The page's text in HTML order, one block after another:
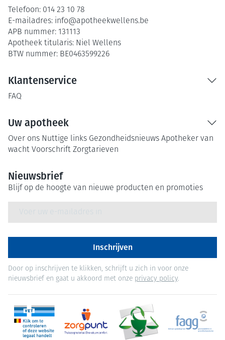
Telefoon: 014 23 10 78
E-mailadres: info@apotheekwellens.be
APB nummer: 131113
Apotheek titularis: Niel Wellens
BTW nummer: BE0463599226
Klantenservice
FAQ
Uw apotheek
Over ons Nuttige links Gezondheidsnieuws Apotheker van
wacht Voorschrift Zorgtarieven
Nieuwsbrief
Blijf op de hoogte van nieuwe producten en promoties
Inschrijven
Door op inschrijven te klikken, schrijft u zich in voor onze
nieuwsbrief en gaat u akkoord met onze privacy policy.